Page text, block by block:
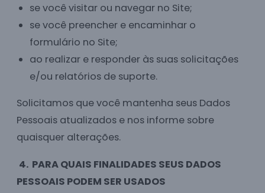
se você visitar ou navegar no Site;
se você preencher e encaminhar o
formulário no Site;
ao realizar e responder às suas solicitações
e/ou relatórios de suporte.
Solicitamos que você mantenha seus Dados
Pessoais atualizados e nos informe sobre
quaisquer alterações.
4. PARA QUAIS FINALIDADES SEUS DADOS
PESSOAIS PODEM SER USADOS